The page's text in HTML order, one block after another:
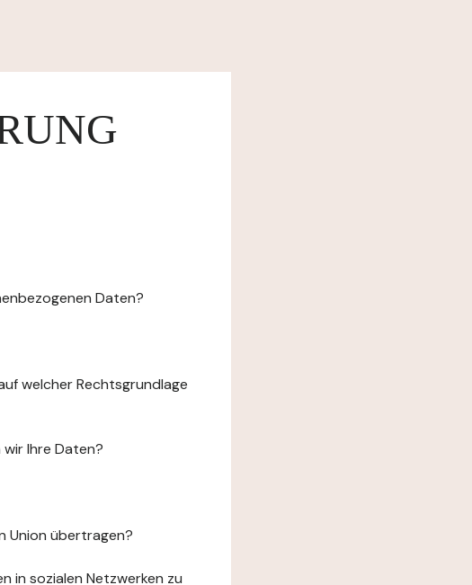
Daten?
welcher Rechtsgrundlage
Ihre Daten?
Union übertragen?
in sozialen Netzwerken zu